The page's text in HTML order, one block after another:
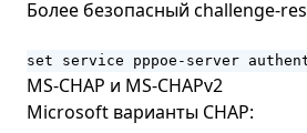
Более безопасный challenge-
set service pppoe-server
MS-CHAP и MS-CHAPv2
Microsoft варианты CHAP: